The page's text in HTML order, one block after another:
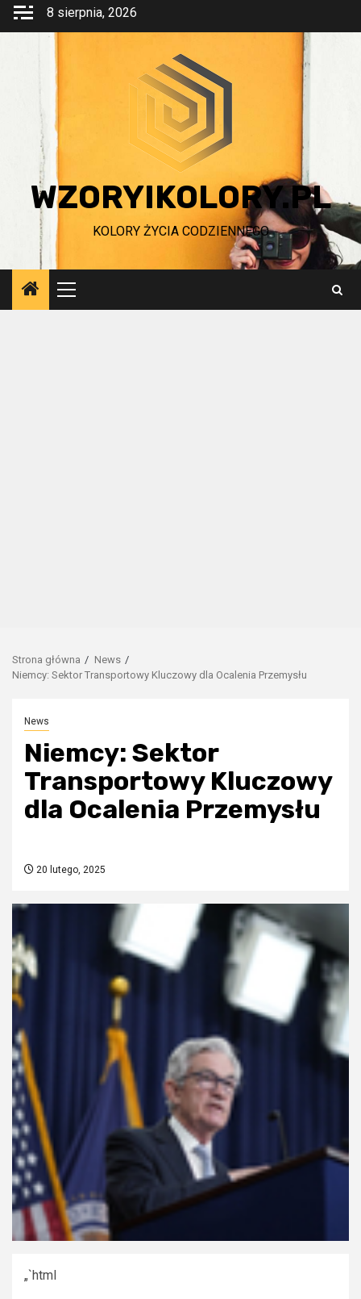
Przejdź
8 sierpnia, 2026
WZORYIKOLORY.PL
KOLORY ŻYCIA CODZIENNEGO
Menu
główne
Strona główna
News
Niemcy: Sektor Transportowy Kluczowy dla Ocalenia Przemysłu
News
Niemcy: Sektor
Transportowy Kluczowy
dla Ocalenia Przemysłu
20 lutego, 2025
„`html